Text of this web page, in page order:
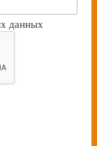
данных